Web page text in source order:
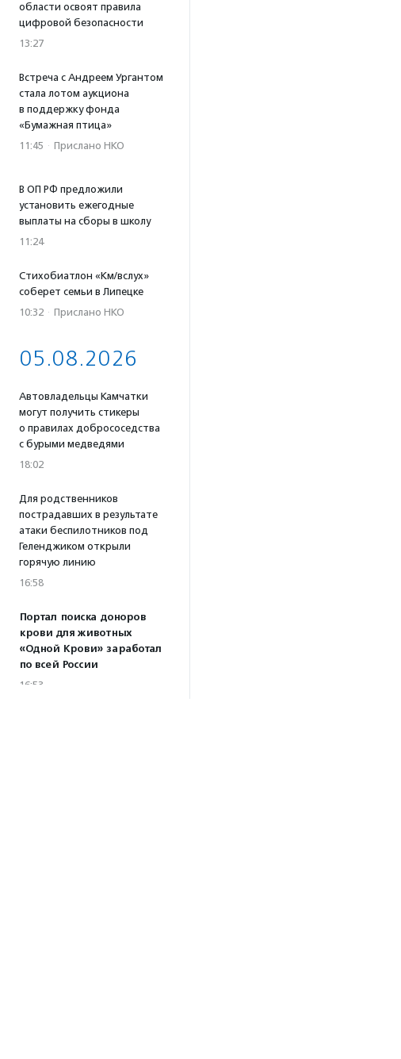
области освоят правила
цифровой безопасности
13:27
Встреча с Андреем Ургантом
стала лотом аукциона
в поддержку фонда
«Бумажная птица»
11:45 · Прислано НКО
В ОП РФ предложили
установить ежегодные
выплаты на сборы в школу
11:24
Стихобиатлон «Км/вслух»
соберет семьи в Липецке
10:32 · Прислано НКО
05.08.2026
Автовладельцы Камчатки
могут получить стикеры
о правилах добрососедства
с бурыми медведями
18:02
Для родственников
пострадавших в результате
атаки беспилотников под
Геленджиком открыли
горячую линию
16:58
Портал поиска доноров
крови для животных
«Одной Крови» заработал
по всей России
16:53